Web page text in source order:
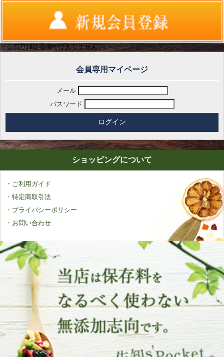
※会員登録は必須ではありません
会員専用マイページ
メール
パスワード
ショッピングについて
・ご利用ガイド
・特定商取引法
・プライバシーポリシー
・お問い合わせ